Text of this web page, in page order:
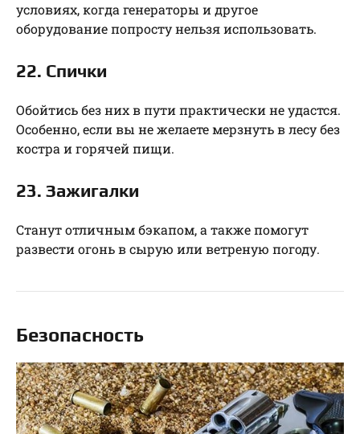
условиях, когда генераторы и другое
оборудование попросту нельзя использовать.
22. Спички
Обойтись без них в пути практически не удастся.
Особенно, если вы не желаете мерзнуть в лесу без
костра и горячей пищи.
23. Зажигалки
Станут отличным бэкапом, а также помогут
развести огонь в сырую или ветреную погоду.
Безопасность